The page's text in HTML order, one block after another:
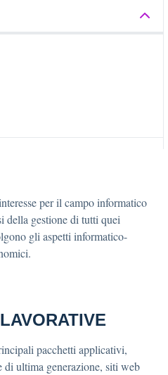
per il campo informatico
della gestione di tutti quei
gli aspetti informatico-
pacchetti applicativi,
ultima generazione, siti web